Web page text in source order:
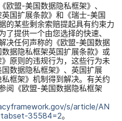
欧盟-美国​数据​隐私框架》、​
国​扩展​条款》​和​《瑞士-美国​
的​某些​剩余​索赔​提起​具有​约​束力​
了​提供​一​个​由​您​选择​的​快速、​
决​任何​声称​的​《欧盟-美国​数据​
数据​隐私框​架​英国​扩展​条款》​或​
原则​的​违规​行为，​这些​行为​未​
国​数据​隐私框架》、​英国​扩展​
框架》​机制​得到​解决。​有关​约​
阅​《欧盟-美国​数据​隐私框架​
.gov/s/article/AN
tabset-35584=2。